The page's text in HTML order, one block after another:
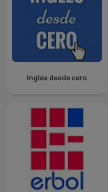
Inglés desde cero